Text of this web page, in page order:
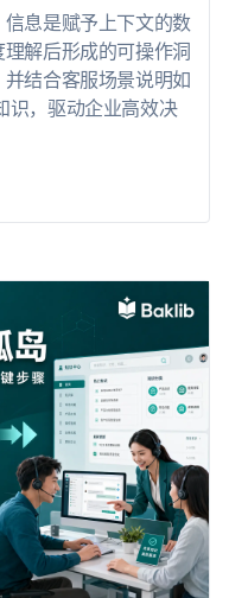
息是赋予上下文的数
解后形成的可操作洞
结合客服场景说明如
识，驱动企业高效决